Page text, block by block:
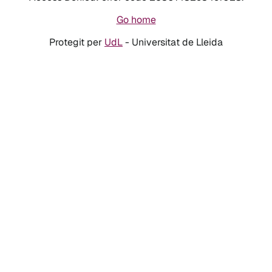
Go home
Protegit per UdL- Universitat de Lleida